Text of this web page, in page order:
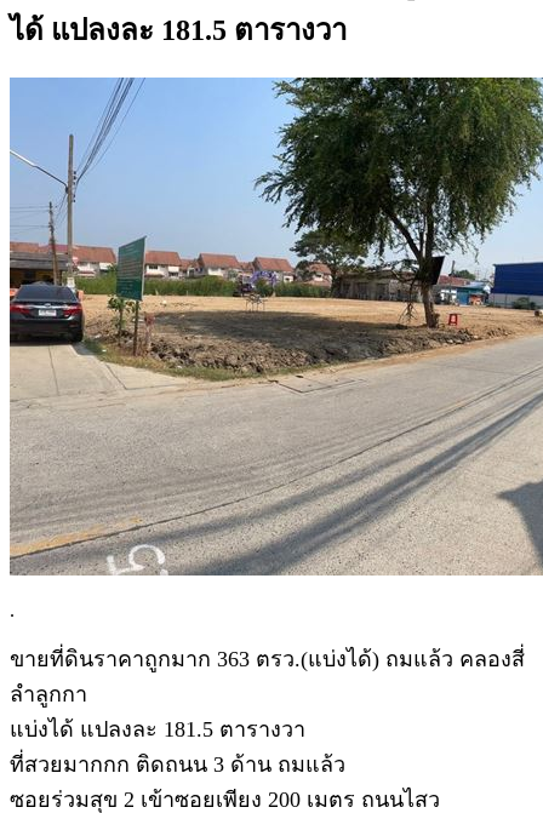
ได้ แปลงละ 181.5 ตารางวา
.
ขายที่ดินราคาถูกมาก 363 ตรว.(แบ่งได้) ถมแล้ว คลองสี่
ลำลูกกา
แบ่งได้ แปลงละ 181.5 ตารางวา
ที่สวยมากกก ติดถนน 3 ด้าน ถมแล้ว
ซอยร่วมสุข 2 เข้าซอยเพียง 200 เมตร ถนนไสว